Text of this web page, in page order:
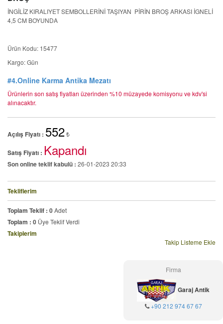
İNGİLİZ KIRALIYET SEMBOLLERİNİ TAŞIYAN PİRİN BROŞ ARKASI İGNELİ
4,5 CM BOYUNDA
Ürün Kodu: 15477
Kargo: Gün
#4.Online Karma Antika Mezatı
Ürünlerin son satış fiyatları üzerinden %10 müzayede komisyonu ve kdv'si
alınacaktır.
Açılış Fiyatı : 552₺
Satış Fiyatı : Kapandı
Son online teklif kabulü : 26-01-2023 20:33
Tekliflerim
Toplam Teklif : 0Adet
Toplam : 0 Üye Teklif Verdi
Takiplerim
Takip Listeme Ekle
Firma
Garaj Antik
+90 212 974 67 67